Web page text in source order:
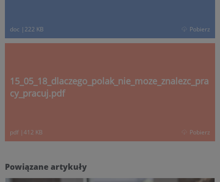
doc |222 KB Pobierz
15_05_18_dlaczego_polak_nie_moze_znalezc_pra
cy_pracuj.pdf
pdf |412 KB Pobierz
Powiązane artykuły